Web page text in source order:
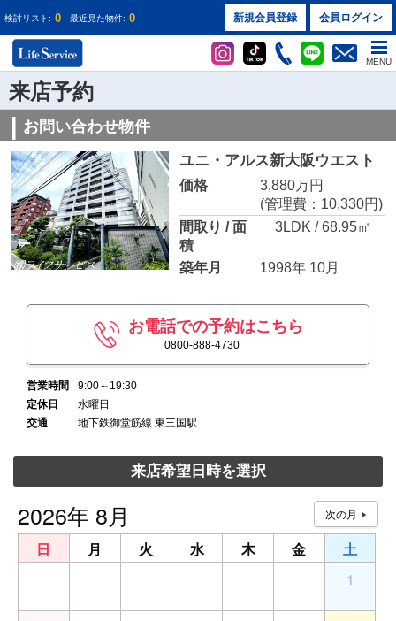
検討リスト: 0 最近見た物件: 0 新規会員登録 会員ログイン
MENU
来店予約
お問い合わせ物件
ユニ・アルス新大阪ウエスト
価格
3,880万円
(管理費：10,330円)
間取り / 面
積
3LDK / 68.95㎡
築年月 1998年 10月
お電話での予約はこちら
0800-888-4730
営業時間
9:00～19:30
定休日
水曜日
交通
地下鉄御堂筋線 東三国駅
来店希望日時を選択
2026年 8月
日 月 火 水 木 金
土
1